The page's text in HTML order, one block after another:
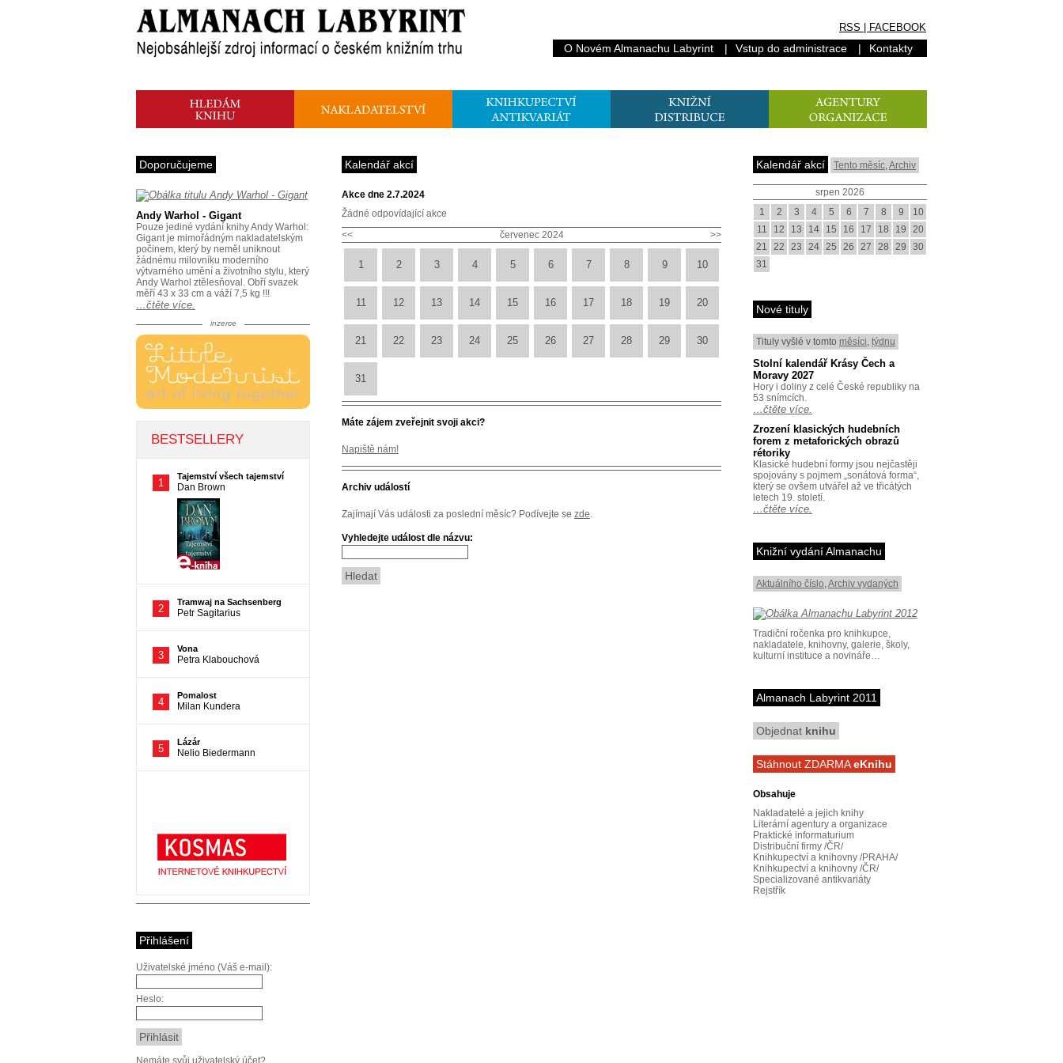
RSS FACEBOOK
O Novém Almanachu Labyrint | Vstup do administrace | Kontakty
Kalendář akcí
Akce dne 2.7.2024
Žádné odpovídající akce
<<
>>
červenec 2024
1 2 3 4 5 6 7 8 9 10
11 12 13 14 15 16 17 18 19 20
21 22 23 24 25 26 27 28 29 30
31
Máte zájem zveřejnit svoji akci?
Napiště nám!
Archiv událostí
Zajímají Vás události za poslední měsíc? Podívejte se zde.
Vyhledejte událost dle názvu:
Doporučujeme
Andy Warhol - Gigant
Pouze jediné vydání knihy Andy Warhol:
Gigant je mimořádným nakladatelským
počinem, který by neměl uniknout
žádnému milovníku moderního
výtvarného umění a životního stylu, který
Andy Warhol ztělesňoval. Obří svazek
měří 43 x 33 cm a váží 7,5 kg !!!
…čtěte více.
inzerce
Přihlášení
Uživatelské jméno (Váš e-mail):
Heslo:
Nemáte svůj uživatelský účet?
Kalendář akcí Tento měsíc,Archiv
srpen 2026
1
2 3 4 5 6 7 8 9
10
11
12 13 14 15 16 17 18 19
20
21
22 23 24 25 26 27 28 29
30
31
Nové tituly
Tituly vyšlé v tomto měsíci, týdnu
Stolní kalendář Krásy Čech a
Moravy 2027
Hory i doliny z celé České republiky na
53 snímcích.
…čtěte více.
Zrození klasických hudebních
forem z metaforických obrazů
rétoriky
Klasické hudební formy jsou nejčastěji
spojovány s pojmem „sonátová forma“,
který se ovšem utvářel až ve třicátých
letech 19. století.
…čtěte více.
Knižní vydání Almanachu
Aktuálního číslo,Archiv vydaných
Tradiční ročenka pro knihkupce,
nakladatele, knihovny, galerie, školy,
kulturní instituce a novináře…
Almanach Labyrint 2011
Objednat knihu
Stáhnout ZDARMAeKnihu
Obsahuje
Nakladatelé a jejich knihy
Literární agentury a organizace
Praktické informaturium
Distribuční firmy /ČR/
Knihkupectví a knihovny /PRAHA/
Knihkupectví a knihovny /ČR/
Specializované antikvariáty
Rejstřík